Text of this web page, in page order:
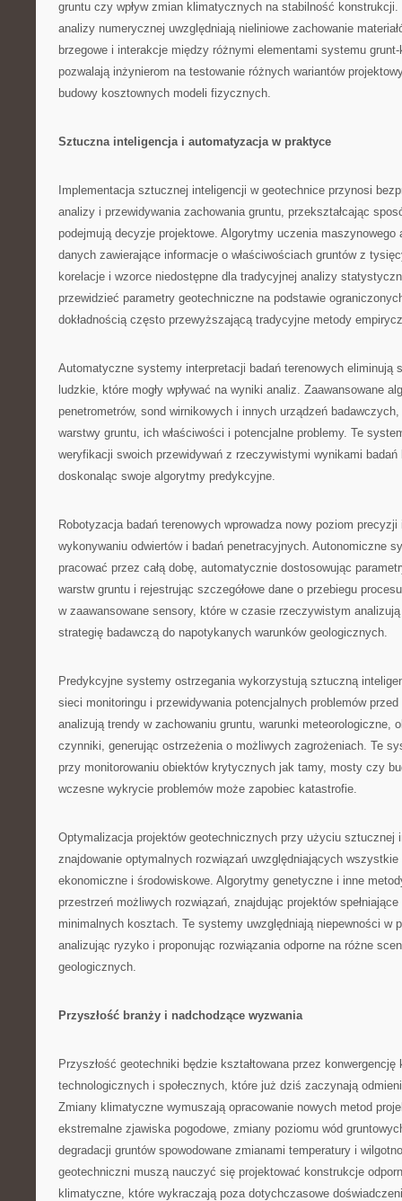
gruntu czy wpływ zmian klimatycznych na stabilność konstrukcji.
analizy numerycznej uwzględniają nieliniowe zachowanie
brzegowe i interakcje między różnymi elementami systemu
pozwalają inżynierom na testowanie różnych wariantów
budowy kosztownych modeli fizycznych.
Sztuczna inteligencja i automatyzacja w praktyce
Implementacja sztucznej inteligencji w geotechnice przynosi
analizy i przewidywania zachowania gruntu, przekształcając
podejmują decyzje projektowe. Algorytmy uczenia maszynowego
danych zawierające informacje o właściwościach gruntów z
korelacje i wzorce niedostępne dla tradycyjnej analizy
przewidzieć parametry geotechniczne na podstawie
dokładnością często przewyższającą tradycyjne metody
Automatyczne systemy interpretacji badań terenowych eliminują
ludzkie, które mogły wpływać na wyniki analiz. Zaawansowane
penetrometrów, sond wirnikowych i innych urządzeń
warstwy gruntu, ich właściwości i potencjalne problemy. Te
weryfikacji swoich przewidywań z rzeczywistymi wynikami badań
doskonaląc swoje algorytmy predykcyjne.
Robotyzacja badań terenowych wprowadza nowy poziom
wykonywaniu odwiertów i badań penetracyjnych. Autonomiczne
pracować przez całą dobę, automatycznie dostosowując
warstw gruntu i rejestrując szczegółowe dane o przebiegu
w zaawansowane sensory, które w czasie rzeczywistym
strategię badawczą do napotykanych warunków geologicznych.
Predykcyjne systemy ostrzegania wykorzystują sztuczną
sieci monitoringu i przewidywania potencjalnych problemów
analizują trendy w zachowaniu gruntu, warunki meteorologiczne,
czynniki, generując ostrzeżenia o możliwych zagrożeniach. Te
przy monitorowaniu obiektów krytycznych jak tamy, mosty czy
wczesne wykrycie problemów może zapobiec katastrofie.
Optymalizacja projektów geotechnicznych przy użyciu sztucznej
znajdowanie optymalnych rozwiązań uwzględniających
ekonomiczne i środowiskowe. Algorytmy genetyczne i inne
przestrzeń możliwych rozwiązań, znajdując projektów
minimalnych kosztach. Te systemy uwzględniają niepewności w
analizując ryzyko i proponując rozwiązania odporne na różne
geologicznych.
Przyszłość branży i nadchodzące wyzwania
Przyszłość geotechniki będzie kształtowana przez konwergencję
technologicznych i społecznych, które już dziś zaczynają
Zmiany klimatyczne wymuszają opracowanie nowych metod
ekstremalne zjawiska pogodowe, zmiany poziomu wód
degradacji gruntów spowodowane zmianami temperatury i
geotechniczni muszą nauczyć się projektować konstrukcje
klimatyczne, które wykraczają poza dotychczasowe